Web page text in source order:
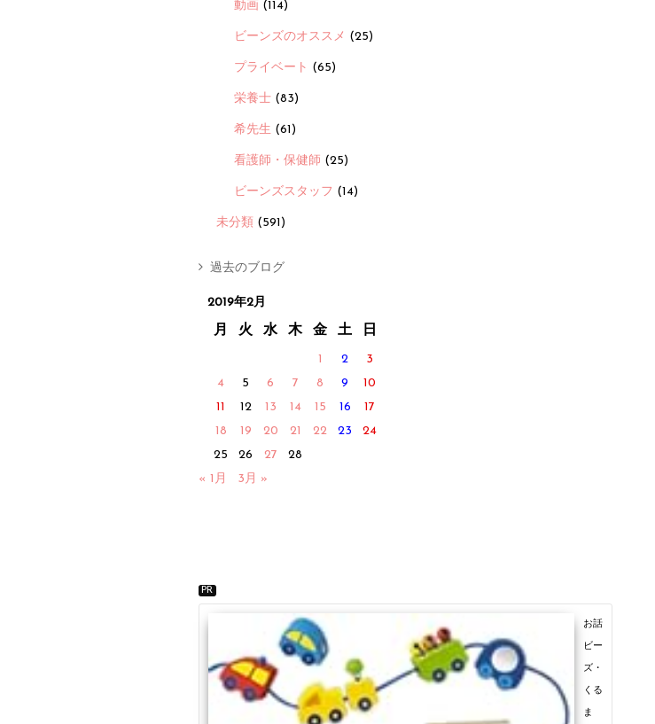
動画 (114)
ビーンズのオススメ (25)
プライベート (65)
栄養士 (83)
希先生 (61)
看護師・保健師 (25)
ビーンズスタッフ (14)
未分類 (591)
過去のブログ
2019年2月
月 火 水 木 金 土 日
1 2
3
4
5 6 7 8 9
10
11
12 13 14 15 16
17
18
19 20 21 22 23
24
25
26 27
28
« 1月
3月 »
PR
お話
ビー
ズ・
くる
ま